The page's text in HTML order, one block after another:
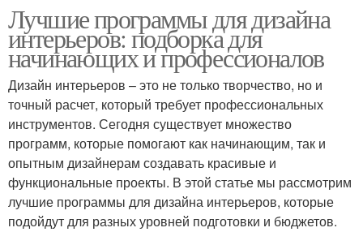
Лучшие программы для дизайна
интерьеров: подборка для
начинающих и профессионалов
Дизайн интерьеров – это не только творчество, но и
точный расчет, который требует профессиональных
инструментов. Сегодня существует множество
программ, которые помогают как начинающим, так и
опытным дизайнерам создавать красивые и
функциональные проекты. В этой статье мы рассмотрим
лучшие программы для дизайна интерьеров, которые
подойдут для разных уровней подготовки и бюджетов.